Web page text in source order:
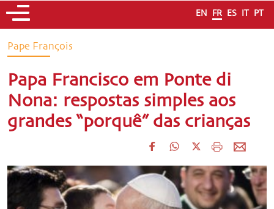
EN FR ES IT PT
Pape François
Papa Francisco em Ponte di
Nona: respostas simples aos
grandes “porquê” das crianças